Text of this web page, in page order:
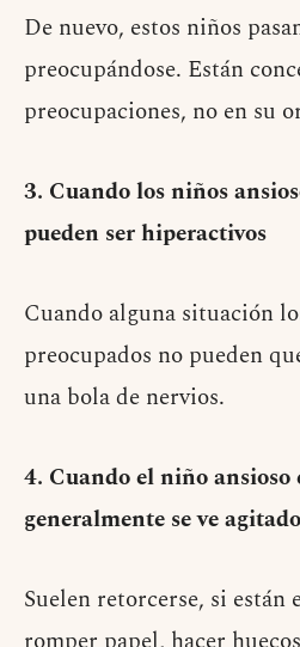
De nuevo, estos niños
preocupándose. Están
preocupaciones, no en su
3. Cuando los niños
pueden ser hiperactivos
Cuando alguna situación
preocupados no pueden
una bola de nervios.
4. Cuando el niño ansioso
generalmente se ve agitado
Suelen retorcerse, si están